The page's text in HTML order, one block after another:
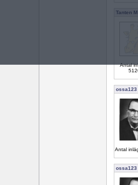
Tanten M
Antal
ossa123
Antal
ossa123